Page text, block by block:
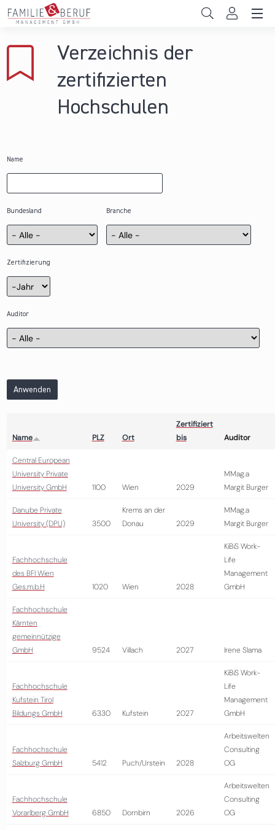
Direkt zum Inhalt
Gemeinden
Hochschulen
Verzeichnis der
zertifizierten
Hochschulen
Name
Bundesland Branche
Zertifizierung
Zertifizierung
Jahr
Auditor
Anwenden
Name PLZ Ort
Zertifiziert
bis
Auditor
Central European
University Private
University GmbH
1100 Wien 2029
MMag.a
Margit Burger
Danube Private
University (DPU)
3500
Krems an der
Donau
2029
MMag.a
Margit Burger
Fachhochschule
des BFI Wien
Ges.m.b.H
1020 Wien 2028
KiBiS Work-
Life
Management
GmbH
Fachhochschule
Kärnten
gemeinnützige
GmbH
9524 Villach 2027 Irene Slama
Fachhochschule
Kufstein Tirol
Bildungs GmbH
6330 Kufstein 2027
KiBiS Work-
Life
Management
GmbH
Fachhochschule
Salzburg GmbH
5412 Puch/Urstein 2028
Arbeitswelten
Consulting
OG
Fachhochschule
Vorarlberg GmbH
6850 Dornbirn 2026
Arbeitswelten
Consulting
OG